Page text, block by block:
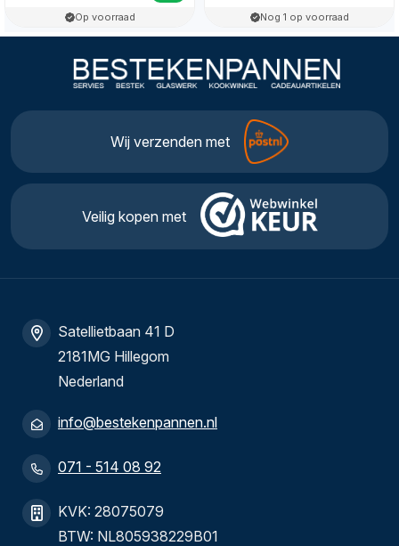
Op voorraad Nog 1 op voorraad
Wij verzenden met
Veilig kopen met
Satellietbaan 41 D
2181MG Hillegom
Nederland
info@bestekenpannen.nl
071 - 514 08 92
KVK: 28075079
BTW: NL805938229B01